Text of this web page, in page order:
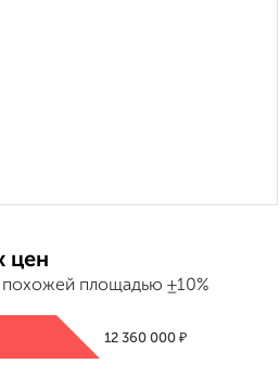
цен
похожей площадью ±10%
12 360 000 ₽